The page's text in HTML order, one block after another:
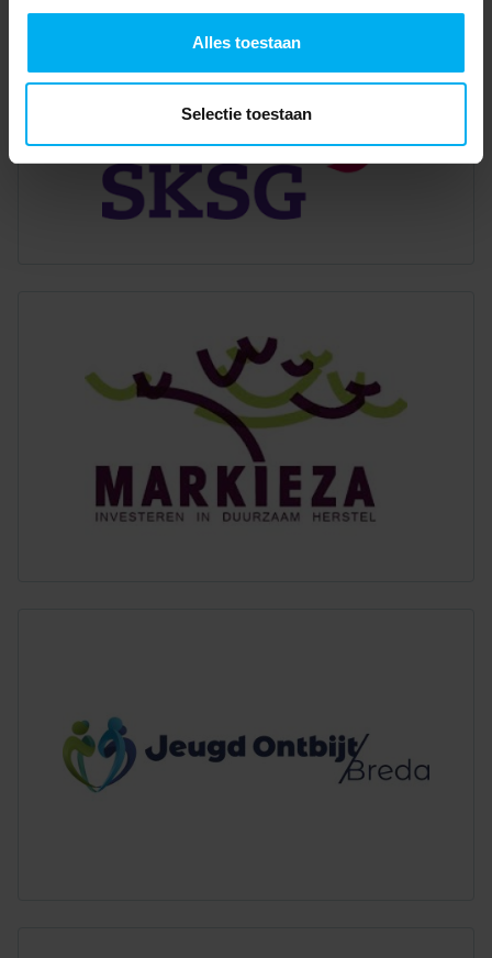
Alles toestaan
Selectie toestaan